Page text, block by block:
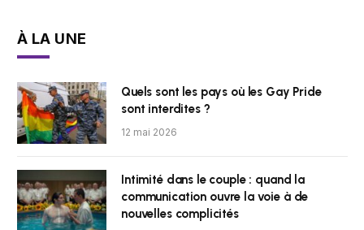
À LA UNE
Quels sont les pays où les Gay Pride
sont interdites ?
12 mai 2026
Intimité dans le couple : quand la
communication ouvre la voie à de
nouvelles complicités